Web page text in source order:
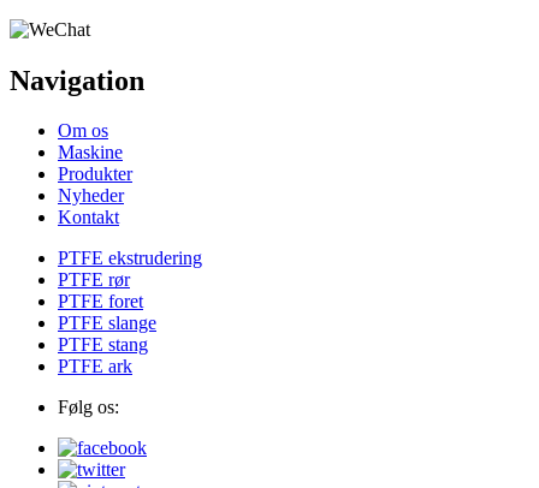
Navigation
Om os
Maskine
Produkter
Nyheder
Kontakt
PTFE ekstrudering
PTFE rør
PTFE foret
PTFE slange
PTFE stang
PTFE ark
Følg os: